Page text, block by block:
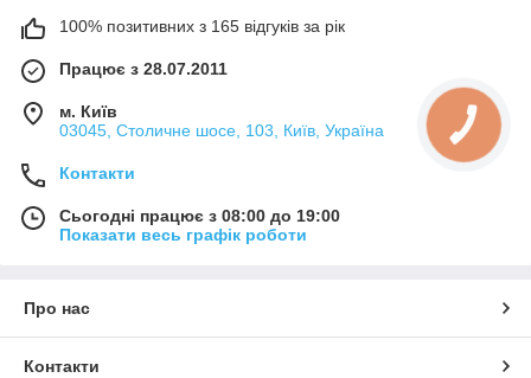
100% позитивних з 165 відгуків за рік
Працює з 28.07.2011
м. Київ
03045, Столичне шосе, 103, Київ, Україна
Контакти
Сьогодні працює з 08:00 до 19:00
Показати весь графік роботи
Про нас
Контакти